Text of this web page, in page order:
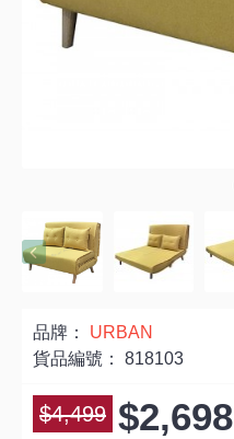
品牌： URBAN
貨品編號： 818103
$4,499 $2,698